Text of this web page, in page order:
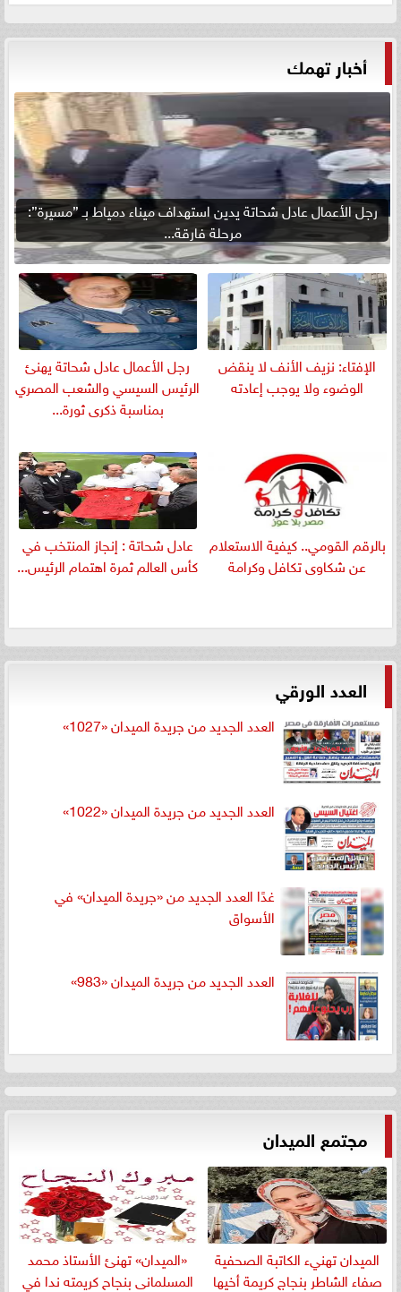
أخبار تهمك
رجل الأعمال عادل شحاتة يدين استهداف ميناء دمياط بـ ”مسيرة”:
مرحلة فارقة...
الإفتاء: نزيف الأنف لا ينقض
الوضوء ولا يوجب إعادته
رجل الأعمال عادل شحاتة يهنئ
الرئيس السيسي والشعب المصري
بمناسبة ذكرى ثورة...
بالرقم القومي.. كيفية الاستعلام
عن شكاوى تكافل وكرامة
عادل شحاتة : إنجاز المنتخب في
كأس العالم ثمرة اهتمام الرئيس...
العدد الورقي
العدد الجديد من جريدة الميدان «1027»
العدد الجديد من جريدة الميدان «1022»
غدًا العدد الجديد من «جريدة الميدان» في
الأسواق
العدد الجديد من جريدة الميدان «983»
مجتمع الميدان
الميدان تهنيء الكاتبة الصحفية
صفاء الشاطر بنجاج كريمة أخيها
«الميدان» تهنئ الأستاذ محمد
المسلمانى بنجاح كريمته ندا في